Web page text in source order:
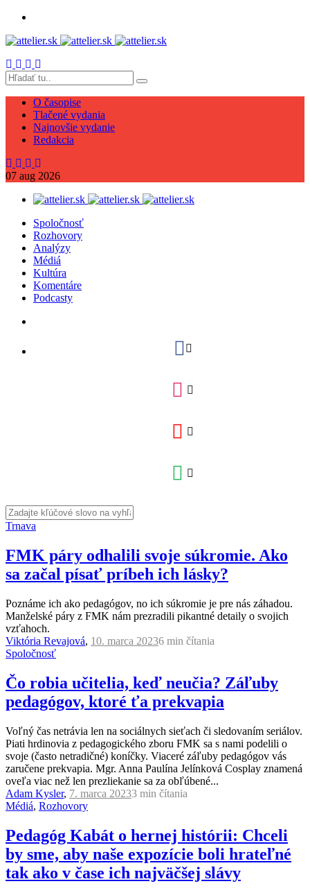
O časopise
Tlačené vydania
Najnovšie vydanie
Redakcia
07 aug 2026
Spoločnosť
Rozhovory
Analýzy
Médiá
Kultúra
Komentáre
Podcasty
Trnava
FMK páry odhalili svoje súkromie. Ako
sa začal písať príbeh ich lásky?
Poznáme ich ako pedagógov, no ich súkromie je pre nás záhadou.
Manželské páry z FMK nám prezradili pikantné detaily o svojich
vzťahoch.
Viktória Revajová, 10. marca 20236 min čítania
Spoločnosť
Čo robia učitelia, keď neučia? Záľuby
pedagógov, ktoré ťa prekvapia
Voľný čas netrávia len na sociálnych sieťach či sledovaním seriálov.
Piati hrdinovia z pedagogického zboru FMK sa s nami podelili o
svoje (často netradičné) koníčky. Viaceré záľuby pedagógov vás
zaručene prekvapia. Mgr. Anna Paulína Jelínková Cosplay znamená
oveľa viac než len prezliekanie sa za obľúbené...
Adam Kysler, 7. marca 20233 min čítania
Médiá, Rozhovory
Pedagóg Kabát o hernej histórii: Chceli
by sme, aby naše expozície boli hrateľné
tak ako v čase ich najväčšej slávy